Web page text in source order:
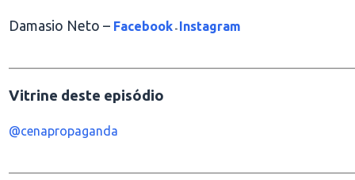
Damasio Neto – Facebook - Instagram
Vitrine deste episódio
@cenapropaganda